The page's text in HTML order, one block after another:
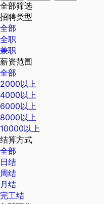
全部筛选
招聘类型
全部
全职
兼职
薪资范围
全部
2000以上
4000以上
6000以上
8000以上
10000以上
结算方式
全部
日结
周结
月结
完工结